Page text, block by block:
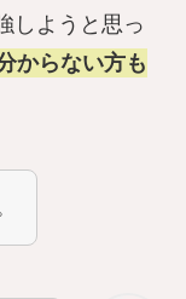
しようと思っ
からない方も